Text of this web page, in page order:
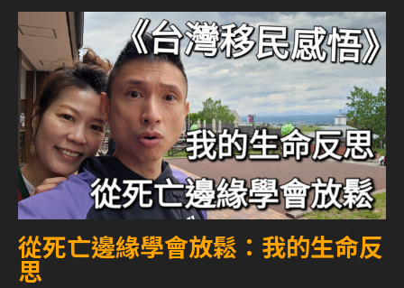
從死亡邊緣學會放鬆：我的生命反
思